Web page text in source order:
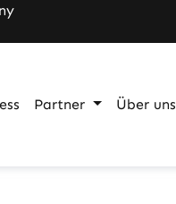
Partner Über uns